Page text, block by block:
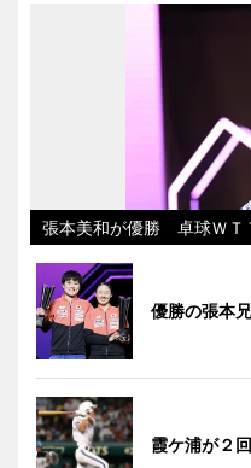
張本美和が優勝 卓球ＷＴ
優勝の張本
霞ケ浦が２